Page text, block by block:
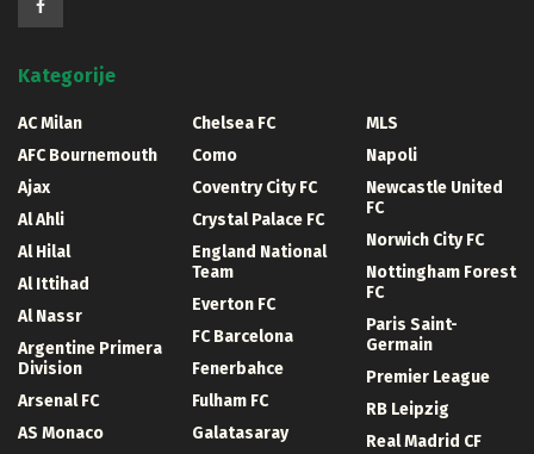
Kategorije
AC Milan
AFC Bournemouth
Ajax
Al Ahli
Al Hilal
Al Ittihad
Al Nassr
Argentine Primera
Division
Arsenal FC
AS Monaco
Chelsea FC
Como
Coventry City FC
Crystal Palace FC
England National
Team
Everton FC
FC Barcelona
Fenerbahce
Fulham FC
Galatasaray
MLS
Napoli
Newcastle United
FC
Norwich City FC
Nottingham Forest
FC
Paris Saint-
Germain
Premier League
RB Leipzig
Real Madrid CF